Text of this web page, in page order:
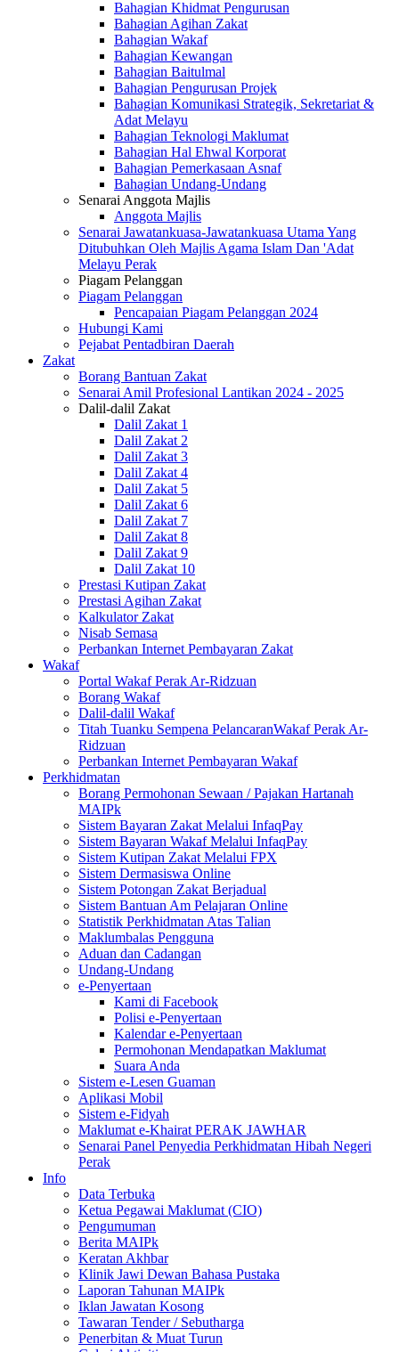
Bahagian Khidmat Pengurusan
Bahagian Agihan Zakat
Bahagian Wakaf
Bahagian Kewangan
Bahagian Baitulmal
Bahagian Pengurusan Projek
Bahagian Komunikasi Strategik, Sekretariat &
Adat Melayu
Bahagian Teknologi Maklumat
Bahagian Hal Ehwal Korporat
Bahagian Pemerkasaan Asnaf
Bahagian Undang-Undang
Senarai Anggota Majlis
Anggota Majlis
Senarai Jawatankuasa-Jawatankuasa Utama Yang
Ditubuhkan Oleh Majlis Agama Islam Dan 'Adat
Melayu Perak
Piagam Pelanggan
Piagam Pelanggan
Pencapaian Piagam Pelanggan 2024
Hubungi Kami
Pejabat Pentadbiran Daerah
Zakat
Borang Bantuan Zakat
Senarai Amil Profesional Lantikan 2024 - 2025
Dalil-dalil Zakat
Dalil Zakat 1
Dalil Zakat 2
Dalil Zakat 3
Dalil Zakat 4
Dalil Zakat 5
Dalil Zakat 6
Dalil Zakat 7
Dalil Zakat 8
Dalil Zakat 9
Dalil Zakat 10
Prestasi Kutipan Zakat
Prestasi Agihan Zakat
Kalkulator Zakat
Nisab Semasa
Perbankan Internet Pembayaran Zakat
Wakaf
Portal Wakaf Perak Ar-Ridzuan
Borang Wakaf
Dalil-dalil Wakaf
Titah Tuanku Sempena PelancaranWakaf Perak Ar-
Ridzuan
Perbankan Internet Pembayaran Wakaf
Perkhidmatan
Borang Permohonan Sewaan / Pajakan Hartanah
MAIPk
Sistem Bayaran Zakat Melalui InfaqPay
Sistem Bayaran Wakaf Melalui InfaqPay
Sistem Kutipan Zakat Melalui FPX
Sistem Dermasiswa Online
Sistem Potongan Zakat Berjadual
Sistem Bantuan Am Pelajaran Online
Statistik Perkhidmatan Atas Talian
Maklumbalas Pengguna
Aduan dan Cadangan
Undang-Undang
e-Penyertaan
Kami di Facebook
Polisi e-Penyertaan
Kalendar e-Penyertaan
Permohonan Mendapatkan Maklumat
Suara Anda
Sistem e-Lesen Guaman
Aplikasi Mobil
Sistem e-Fidyah
Maklumat e-Khairat PERAK JAWHAR
Senarai Panel Penyedia Perkhidmatan Hibah Negeri
Perak
Info
Data Terbuka
Ketua Pegawai Maklumat (CIO)
Pengumuman
Berita MAIPk
Keratan Akhbar
Klinik Jawi Dewan Bahasa Pustaka
Laporan Tahunan MAIPk
Iklan Jawatan Kosong
Tawaran Tender / Sebutharga
Penerbitan & Muat Turun